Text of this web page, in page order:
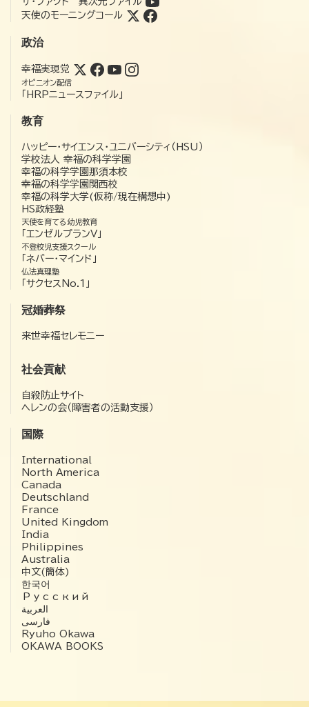
天使のモーニングコール
政治
幸福実現党
オピニオン配信
「HRPニュースファイル」
教育
ハッピー・サイエンス・ユニバーシティ（HSU）
学校法人 幸福の科学学園
幸福の科学学園那須本校
幸福の科学学園関西校
幸福の科学大学(仮称/現在構想中)
HS政経塾
天使を育てる幼児教育
「エンゼルプランV」
不登校児支援スクール
「ネバー・マインド」
仏法真理塾
「サクセスNo.1」
冠婚葬祭
来世幸福セレモニー
社会貢献
自殺防止サイト
ヘレンの会（障害者の活動支援）
国際
International
North America
Canada
Deutschland
France
United Kingdom
India
Philippines
Australia
中文(簡体)
한국어
Русский
العربية‏
فارسی
Ryuho Okawa
OKAWA BOOKS